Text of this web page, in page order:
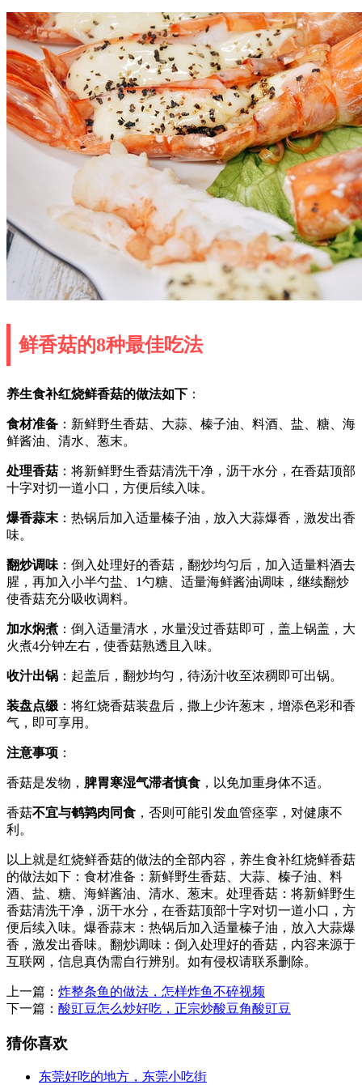
鲜香菇的8种最佳吃法
养生食补红烧鲜香菇的做法如下 ：
食材准备 ：新鲜野生香菇、大蒜、榛子油、料酒、盐、糖、海
鲜酱油、清水、葱末。
处理香菇 ：将新鲜野生香菇清洗干净，沥干水分，在香菇顶部
十字对切一道小口，方便后续入味。
爆香蒜末 ：热锅后加入适量榛子油，放入大蒜爆香，激发出香
味。
翻炒调味 ：倒入处理好的香菇，翻炒均匀后，加入适量料酒去
腥，再加入小半勺盐、1勺糖、适量海鲜酱油调味，继续翻炒
使香菇充分吸收调料。
加水焖煮 ：倒入适量清水，水量没过香菇即可，盖上锅盖，大
火煮4分钟左右，使香菇熟透且入味。
收汁出锅 ：起盖后，翻炒均匀，待汤汁收至浓稠即可出锅。
装盘点缀 ：将红烧香菇装盘后，撒上少许葱末，增添色彩和香
气，即可享用。
注意事项 ：
香菇是发物， 脾胃寒湿气滞者慎食 ，以免加重身体不适。
香菇不宜与鹌鹑肉同食 ，否则可能引发血管痉挛，对健康不
利。
以上就是红烧鲜香菇的做法的全部内容，养生食补红烧鲜香菇
的做法如下：食材准备：新鲜野生香菇、大蒜、榛子油、料
酒、盐、糖、海鲜酱油、清水、葱末。处理香菇：将新鲜野生
香菇清洗干净，沥干水分，在香菇顶部十字对切一道小口，方
便后续入味。爆香蒜末：热锅后加入适量榛子油，放入大蒜爆
香，激发出香味。翻炒调味：倒入处理好的香菇，内容来源于
互联网，信息真伪需自行辨别。如有侵权请联系删除。
上一篇： 炸整条鱼的做法，怎样炸鱼不碎视频
下一篇： 酸豇豆怎么炒好吃，正宗炒酸豆角酸豇豆
猜你喜欢
东莞好吃的地方，东莞小吃街